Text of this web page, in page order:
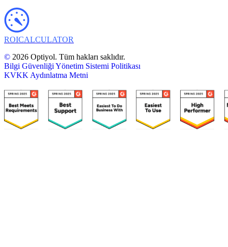
ROICALCULATOR
© 2026 Optiyol. Tüm hakları saklıdır.
Bilgi Güvenliği Yönetim Sistemi Politikası
KVKK Aydınlatma Metni